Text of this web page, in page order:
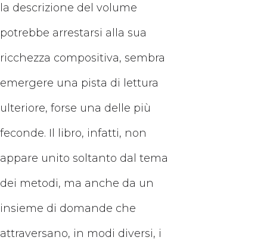
la descrizione del volume
potrebbe arrestarsi alla sua
ricchezza compositiva, sembra
emergere una pista di lettura
ulteriore, forse una delle più
feconde. Il libro, infatti, non
appare unito soltanto dal tema
dei metodi, ma anche da un
insieme di domande che
attraversano, in modi diversi, i